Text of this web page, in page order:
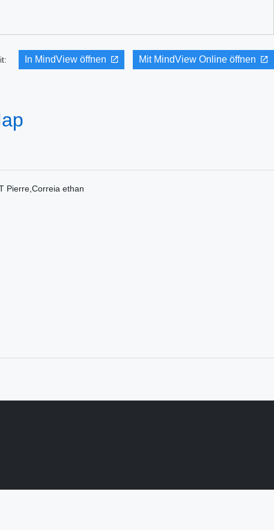
In MindView öffnen Mit MindView Online öffnen
Pierre,Correia ethan